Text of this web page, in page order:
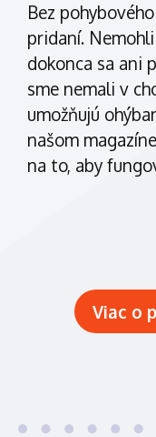
Bez
pridaní.
dokonca sa ani
sme nemali v
umožňujú
našom
na to, aby
Viac o